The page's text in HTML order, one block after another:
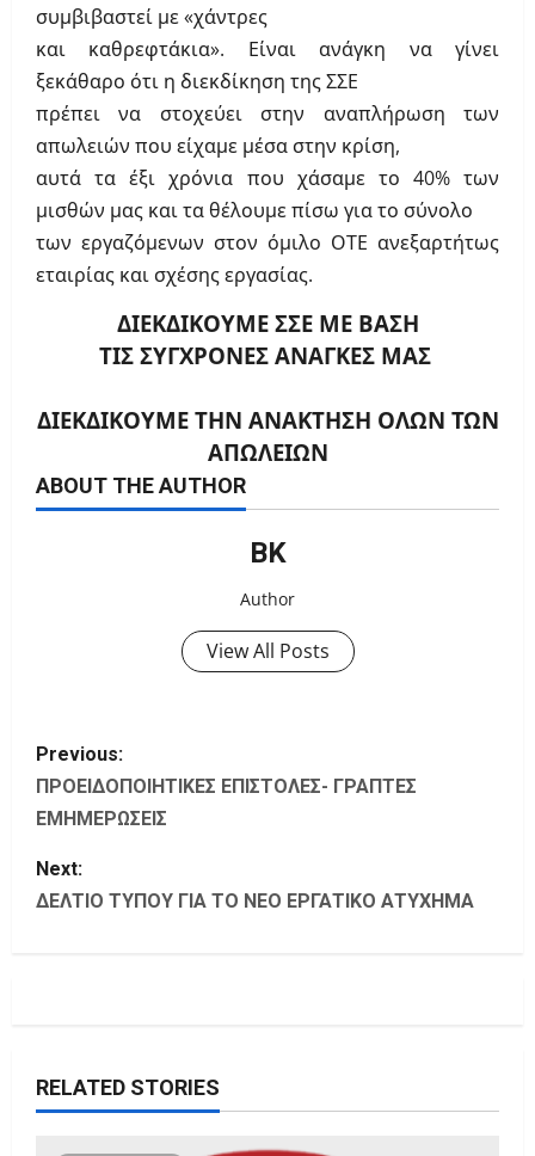
συμβιβαστεί με «χάντρες
και καθρεφτάκια». Είναι ανάγκη να γίνει
ξεκάθαρο ότι η διεκδίκηση της ΣΣΕ
πρέπει να στοχεύει στην αναπλήρωση των
απωλειών που είχαμε μέσα στην κρίση,
αυτά τα έξι χρόνια που χάσαμε το 40% των
μισθών μας και τα θέλουμε πίσω για το σύνολο
των εργαζόμενων στον όμιλο ΟΤΕ ανεξαρτήτως
εταιρίας και σχέσης εργασίας.
ΔΙΕΚΔΙΚΟΥΜΕ ΣΣΕ ΜΕ ΒΑΣΗ
ΤΙΣ ΣΥΓΧΡΟΝΕΣ ΑΝΑΓΚΕΣ ΜΑΣ
ΔΙΕΚΔΙΚΟΥΜΕ ΤΗΝ ΑΝΑΚΤΗΣΗ ΟΛΩΝ ΤΩΝ
ΑΠΩΛΕΙΩΝ
ABOUT THE AUTHOR
ΒΚ
Author
View All Posts
P
o
t
i
Previous:
ΠΡΟΕΙΔΟΠΟΙΗΤΙΚΕΣ ΕΠΙΣΤΟΛΕΣ- ΓΡΑΠΤΕΣ
ΕΜΗΜΕΡΩΣΕΙΣ
Next:
ΔΕΛΤΙΟ ΤΥΠΟΥ ΓΙΑ ΤΟ ΝΕΟ ΕΡΓΑΤΙΚΟ ΑΤΥΧΗΜΑ
RELATED STORIES